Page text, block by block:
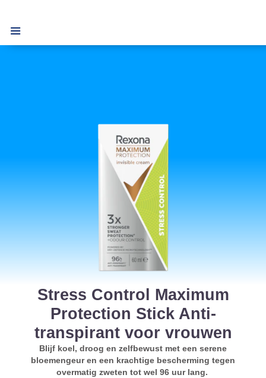
Stress Control Maximum
Protection Stick Anti-
transpirant voor vrouwen
Blijf koel, droog en zelfbewust met een serene
bloemengeur en een krachtige bescherming tegen
overmatig zweten tot wel 96 uur lang.